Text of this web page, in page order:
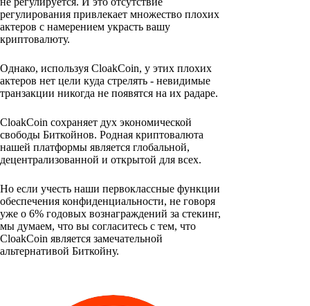
регулирования привлекает множество плохих
актеров с намерением украсть вашу
криптовалюту.
Однако, используя CloakCoin, у этих плохих
актеров нет цели куда стрелять - невидимые
транзакции никогда не появятся на их радаре.
CloakCoin сохраняет дух экономической
свободы Биткойнов. Родная криптовалюта
нашей платформы является глобальной,
децентрализованной и открытой для всех.
Но если учесть наши первоклассные функции
обеспечения конфиденциальности, не говоря
уже о 6% годовых вознаграждений за стекинг,
мы думаем, что вы согласитесь с тем, что
CloakCoin является замечательной
альтернативой Биткойну.